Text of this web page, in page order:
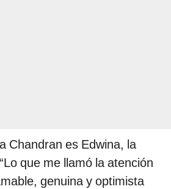
Chandran es Edwina, la
que me llamó la atención
genuina y optimista